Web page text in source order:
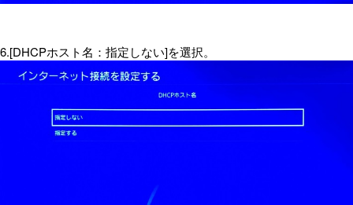
6.[DHCPホスト名：指定しない]を選択。